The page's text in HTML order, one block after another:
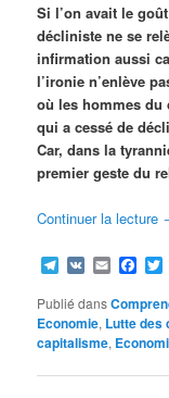
Si l’on avait le
décliniste ne se
infirmation aussi
l’ironie n’enlève
où les hommes du
qui a cessé de
Car, dans la
premier geste du
Continuer la lecture
Telegram
VK Email
Publié dans
Economie, Lutte des
capitalisme,